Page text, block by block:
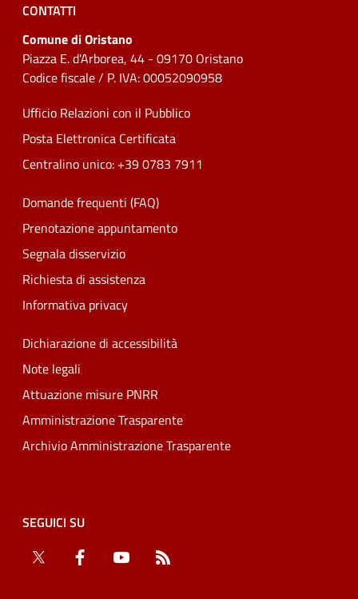
CONTATTI
Comune di Oristano
Piazza E. d'Arborea, 44 - 09170 Oristano
Codice fiscale / P. IVA: 00052090958
Ufficio Relazioni con il Pubblico
Posta Elettronica Certificata
Centralino unico: +39 0783 7911
Domande frequenti (FAQ)
Prenotazione appuntamento
Segnala disservizio
Richiesta di assistenza
Informativa privacy
Dichiarazione di accessibilità
Note legali
Attuazione misure PNRR
Amministrazione Trasparente
Archivio Amministrazione Trasparente
SEGUICI SU
Twitter
Facebook YouTube